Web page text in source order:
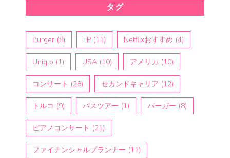
タグ
Burger (8) FP (11) Netflixおすすめ (4)
Uniqlo (1) USA (10) アメリカ (10)
コンサート (28) セカンドキャリア (12)
トルコ (9) バスツアー (1) バーガー (8)
ピアノコンサート (21)
ファイナンシャルプランナー (11)